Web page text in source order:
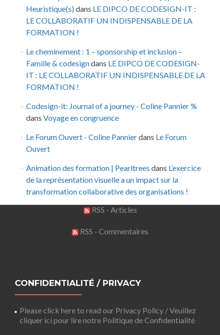
Heuristique(s)dans LE DIPCO DE CODESIGN-IT :
LE COLLABORATIF UN INDISPENSABLE DE LA
FORMATION !
Le cheminement : 1 – sponsorship et inclusion –
Famille & codesigndans LE DIPCO DE CODESIGN-
IT : LE COLLABORATIF UN INDISPENSABLE DE LA
FORMATION !
Codesign-it: Journal of a journey - Coline Pannier %
dans Voyage en congruence
Le Forum Ouvert - Coline Pannierdans Le Forum
Ouvert
Animation des formation | Pearltrees dans L’exercice
de la représentation visuelle a un impact sur la
transformation collaborative des organisations !
RSS - Articles
RSS - Commentaires
CONFIDENTIALITÉ / PRIVACY
Please click here to read our Privacy Policy / Veuillez
cliquer ici pour lire notre Politique de Confidentialité